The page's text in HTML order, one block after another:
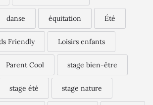
danse équitation Été
Friendly Loisirs enfants
Parent Cool stage bien-être
stage été stage nature